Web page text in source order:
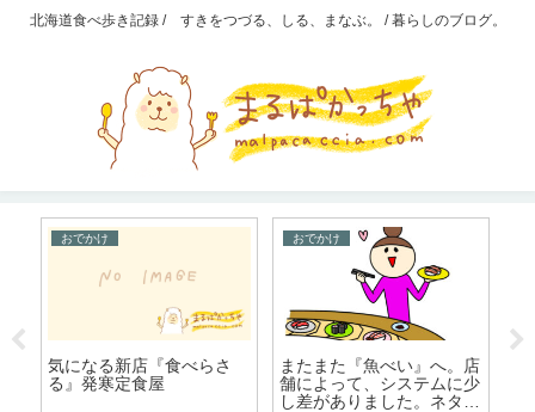
北海道食べ歩き記録 / すきをつづる、しる、まなぶ。 / 暮らしのブログ。
おでかけ
気になる新店『食べらさ
る』発寒定食屋
おでかけ
またまた『魚べい』へ。店
舗によって、システムに少
し差がありました。ネタの